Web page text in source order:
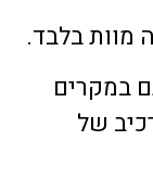
מוות בלבד.
במקרים
של